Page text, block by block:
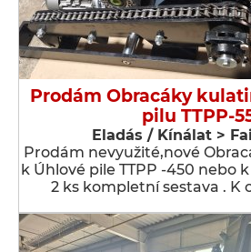
Prodám Obracáky
pilu TTPP-
Eladás / Kínálat >
Prodám nevyužité,nové
k Úhlové pile TTPP -450 nebo
2 ks kompletní sestava . K